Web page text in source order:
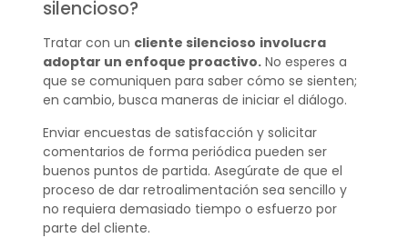
silencioso?
Tratar con un cliente silencioso involucra
adoptar un enfoque proactivo.No esperes a
que se comuniquen para saber cómo se sienten;
en cambio, busca maneras de iniciar el diálogo.
Enviar encuestas de satisfacción y solicitar
comentarios de forma periódica pueden ser
buenos puntos de partida. Asegúrate de que el
proceso de dar retroalimentación sea sencillo y
no requiera demasiado tiempo o esfuerzo por
parte del cliente.